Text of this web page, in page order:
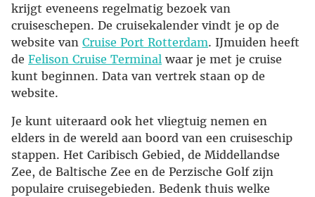
krijgt eveneens regelmatig bezoek van
cruiseschepen. De cruisekalender vindt je op de
website van Cruise Port Rotterdam. IJmuiden heeft
de Felison Cruise Terminal waar je met je cruise
kunt beginnen. Data van vertrek staan op de
website.
Je kunt uiteraard ook het vliegtuig nemen en
elders in de wereld aan boord van een cruiseschip
stappen. Het Caribisch Gebied, de Middellandse
Zee, de Baltische Zee en de Perzische Golf zijn
populaire cruisegebieden. Bedenk thuis welke